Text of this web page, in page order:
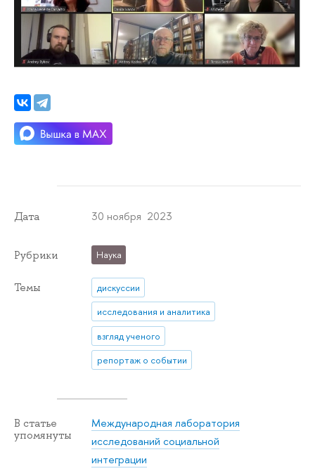
Дата 30 ноября 2023
Рубрики Наука
Темы
дискуссии
исследования и аналитика
взгляд ученого
репортаж о событии
В статье
упомянуты
Международная лаборатория
исследований социальной
интеграции